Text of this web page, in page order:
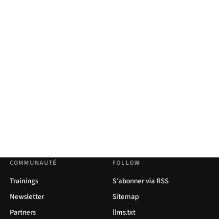
COMMUNAUTÉ
Trainings
Newsletter
Partners
FOLLOW
S'abonner via RSS
Sitemap
llms.txt